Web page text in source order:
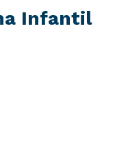
Infantil